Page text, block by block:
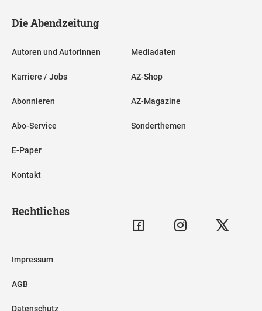
Die Abendzeitung
Autoren und Autorinnen
Karriere / Jobs
Abonnieren
Abo-Service
E-Paper
Kontakt
Mediadaten
AZ-Shop
AZ-Magazine
Sonderthemen
Rechtliches
Impressum
AGB
Datenschutz